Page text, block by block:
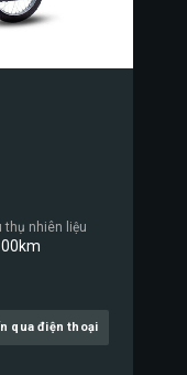
thụ nhiên liệu
qua điện thoại